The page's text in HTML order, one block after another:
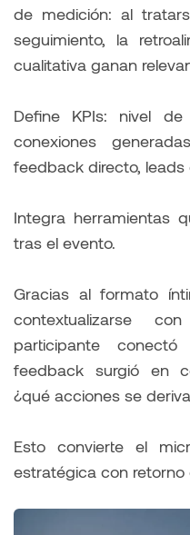
de medición: al
seguimiento, la
cualitativa ganan
Define KPIs: nivel de
conexiones
feedback directo, leads
Integra herramientas
tras el evento.
Gracias al formato
contextualizarse
participante
feedback surgió en
¿qué acciones se
Esto convierte el
estratégica con retorno